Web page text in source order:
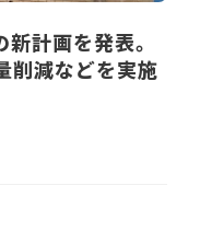
計画を発表。
削減などを実施